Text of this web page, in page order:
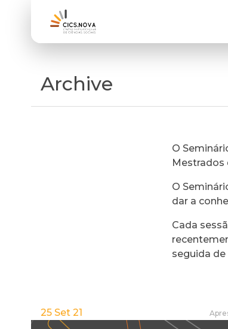
Archive
O
Mestrados
O
dar a
Cada
seguida
25 Set 21